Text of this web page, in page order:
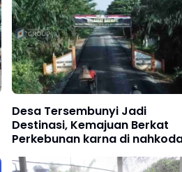
Desa Tersembunyi Jadi
Destinasi, Kemajuan Berkat
Perkebunan karna di
oleh pemimpin yang
berkwalitas